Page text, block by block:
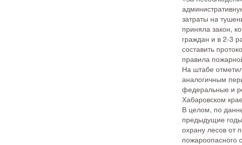
затраты на
приняла закон,
граждан и в 2-3
составить
правила
На штабе
аналогичным
федеральные и
Хабаровском
В целом, по
предыдущие
охрану лесов от
пожароопасного